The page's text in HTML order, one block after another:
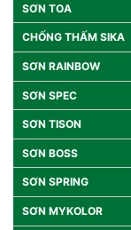
SƠN TOA
CHỐNG THẤM SIKA
SƠN RAINBOW
SƠN SPEC
SƠN TISON
SƠN BOSS
SƠN SPRING
SƠN MYKOLOR